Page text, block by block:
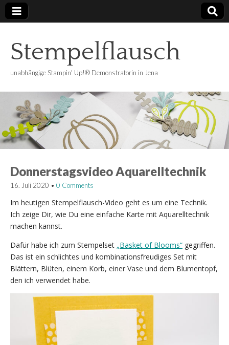
Stempelflausch
unabhängige Stampin' Up!® Demonstratorin in Jena
Donnerstagsvideo Aquarelltechnik
16. Juli 2020 • 0 Comments
Im heutigen Stempelflausch-Video geht es um eine Technik.
Ich zeige Dir, wie Du eine einfache Karte mit Aquarelltechnik
machen kannst.
Dafür habe ich zum Stempelset „Basket of Blooms“ gegriffen.
Das ist ein schlichtes und kombinationsfreudiges Set mit
Blättern, Blüten, einem Korb, einer Vase und dem Blumentopf,
den ich verwendet habe.